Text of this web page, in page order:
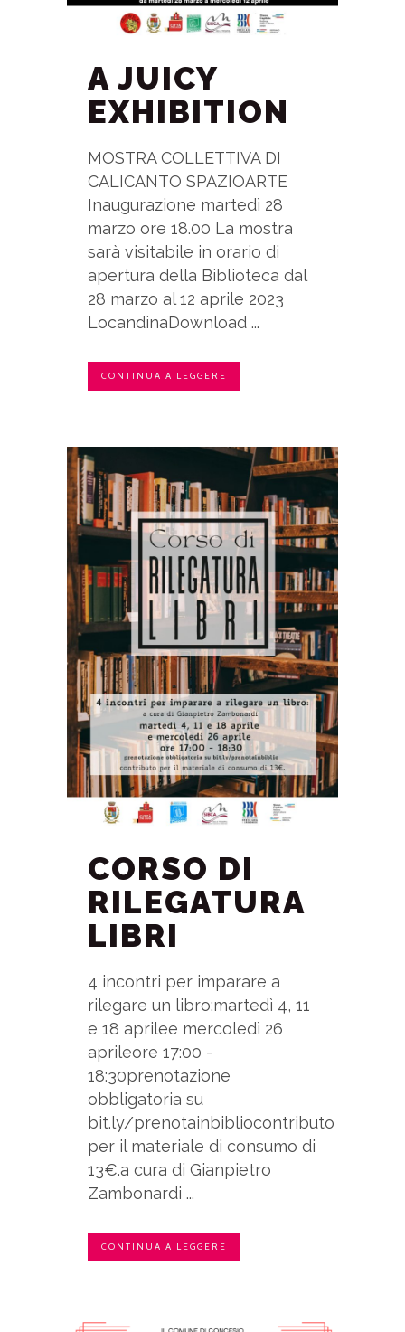
A JUICY
EXHIBITION
MOSTRA COLLETTIVA DI
CALICANTO SPAZIOARTE
Inaugurazione martedì 28
marzo ore 18.00 La mostra
sarà visitabile in orario di
apertura della Biblioteca dal
28 marzo al 12 aprile 2023
LocandinaDownload ...
CONTINUA A LEGGERE
CORSO DI
RILEGATURA
LIBRI
4 incontri per imparare a
rilegare un libro:martedì 4, 11
e 18 aprilee mercoledì 26
aprileore 17:00 -
18:30prenotazione
obbligatoria su
bit.ly/prenotainbibliocontributo
per il materiale di consumo di
13€.a cura di Gianpietro
Zambonardi ...
CONTINUA A LEGGERE